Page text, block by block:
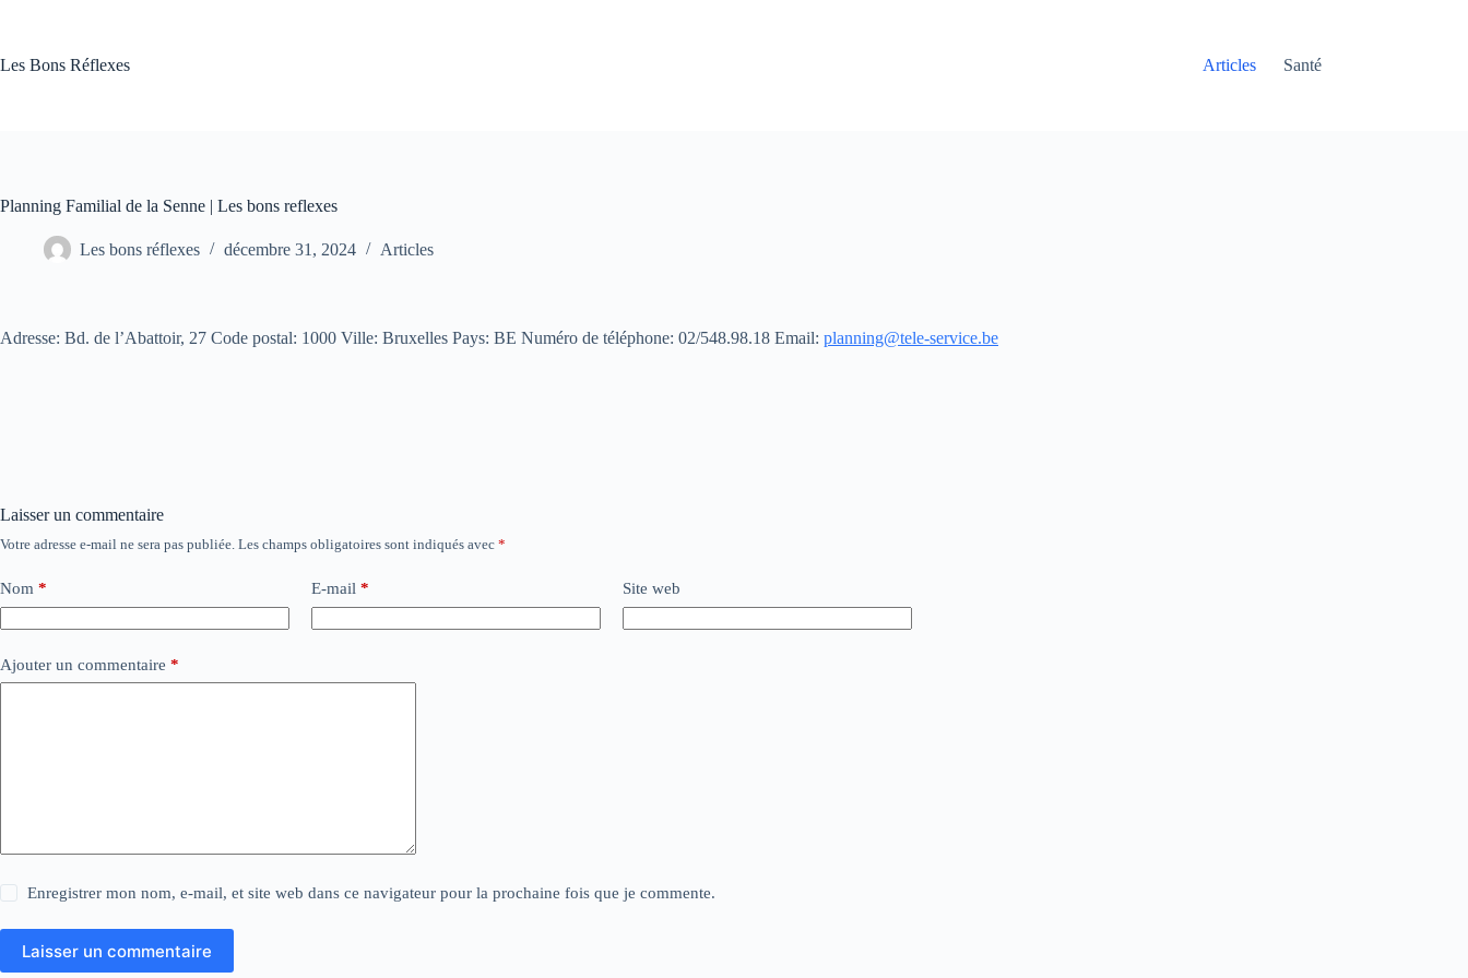
Les Bons Réflexes
Articles Santé
Planning Familial de la Senne | Les bons reflexes
Les bons réflexes décembre 31, 2024 Articles
Adresse: Bd. de l’Abattoir, 27 Code postal: 1000 Ville: Bruxelles Pays: BE Numéro de téléphone: 02/548.98.18 Email: planning@tele-service.be
Laisser un commentaire
Votre adresse e-mail ne sera pas publiée. Les champs obligatoires sont indiqués avec *
Nom * E-mail * Site web
Ajouter un commentaire *
Enregistrer mon nom, e-mail, et site web dans ce navigateur pour la prochaine fois que je commente.
Laisser un commentaire